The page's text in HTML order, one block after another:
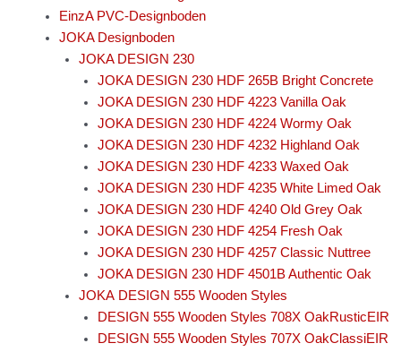
EinzA PVC-Designboden
JOKA Designboden
JOKA DESIGN 230
JOKA DESIGN 230 HDF 265B Bright Concrete
JOKA DESIGN 230 HDF 4223 Vanilla Oak
JOKA DESIGN 230 HDF 4224 Wormy Oak
JOKA DESIGN 230 HDF 4232 Highland Oak
JOKA DESIGN 230 HDF 4233 Waxed Oak
JOKA DESIGN 230 HDF 4235 White Limed Oak
JOKA DESIGN 230 HDF 4240 Old Grey Oak
JOKA DESIGN 230 HDF 4254 Fresh Oak
JOKA DESIGN 230 HDF 4257 Classic Nuttree
JOKA DESIGN 230 HDF 4501B Authentic Oak
JOKA DESIGN 555 Wooden Styles
DESIGN 555 Wooden Styles 708X OakRusticEIR
DESIGN 555 Wooden Styles 707X OakClassiEIR